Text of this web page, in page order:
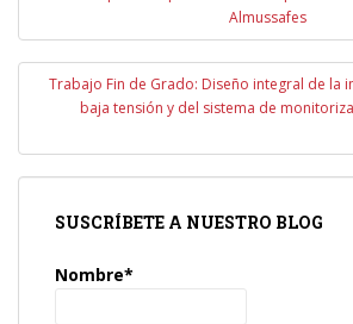
Almussafes
Trabajo Fin de Grado: Diseño integral de la
baja tensión y del sistema de
SUSCRÍBETE A NUESTRO BLOG
Nombre*